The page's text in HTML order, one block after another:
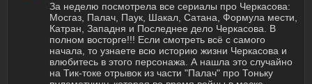
За неделю посмотрела все сериалы про Черкасова:
Мосгаз, Палач, Паук, Шакал, Сатана, Формула мести,
Катран, Западня и Последнее дело Черкасова. В
полном восторге!!! Если смотреть всё с самого
начала, то узнаете всю историю жизни Черкасова и
влюбитесь в этого персонажа. А нашла это случайно
на Тик-токе отрывок из части "Палач" про Тоньку